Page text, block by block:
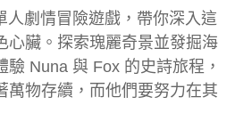
人劇情冒險遊戲，帶你深入這
心臟。探索瑰麗奇景並發掘海
驗 Nuna 與 Fox 的史詩旅程，
萬物存續，而他們要努力在其